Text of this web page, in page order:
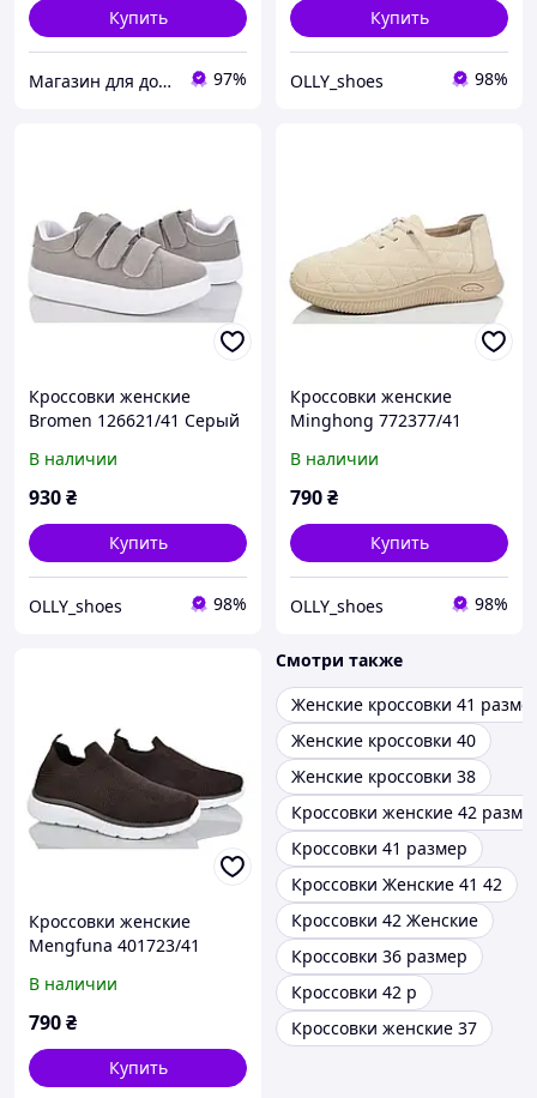
Купить
Магазин для дому 97%
Купить
OLLY_shoes 98%
Кроссовки женские
Bromen 126621/41 Серый
В наличии
930₴
Купить
OLLY_shoes 98%
Кроссовки женские
Minghong 772377/41
см стелька
В наличии
790₴
Купить
OLLY_shoes 98%
Кроссовки женские
Mengfuna 401723/41
27,3 см стелька
В наличии
790₴
Купить
Смотри также
Женские кроссовки 41
Женские кроссовки 40
Женские кроссовки 38
Кроссовки женские 42
Кроссовки 41 размер
Кроссовки Женские 41 42
Кроссовки 42 Женские
Кроссовки 36 размер
Кроссовки 42 р
Кроссовки женские 37